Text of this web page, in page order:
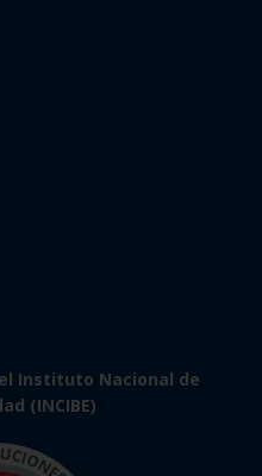
Instituto Nacional de
(INCIBE)